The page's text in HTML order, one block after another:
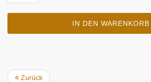
IN DEN WARENKORB
Zurück